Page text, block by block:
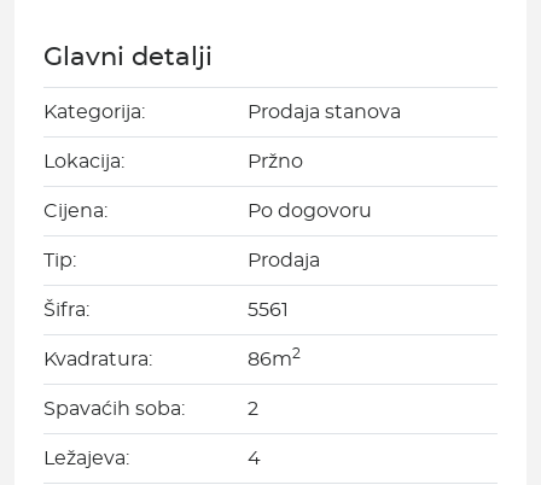
Glavni detalji
Kategorija: Prodaja stanova
Lokacija: Pržno
Cijena: Po dogovoru
Tip: Prodaja
Šifra: 5561
Kvadratura: 86m2
Spavaćih soba: 2
Ležajeva: 4